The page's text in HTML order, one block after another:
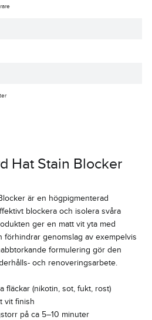
Hat Stain Blocker
är en högpigmenterad
blockera och isolera svåra
ger en matt vit yta med
förhindrar genomslag av exempelvis
formulering gör den
och renoveringsarbete.
fläckar (nikotin, sot, fukt, rost)
vit finish
på ca 5–10 minuter